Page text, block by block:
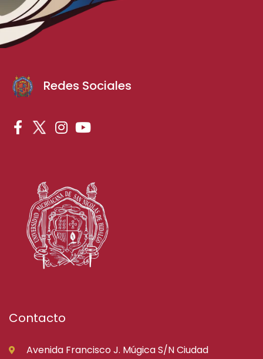
Redes Sociales
Contacto
Avenida Francisco J. Múgica S/N Ciudad